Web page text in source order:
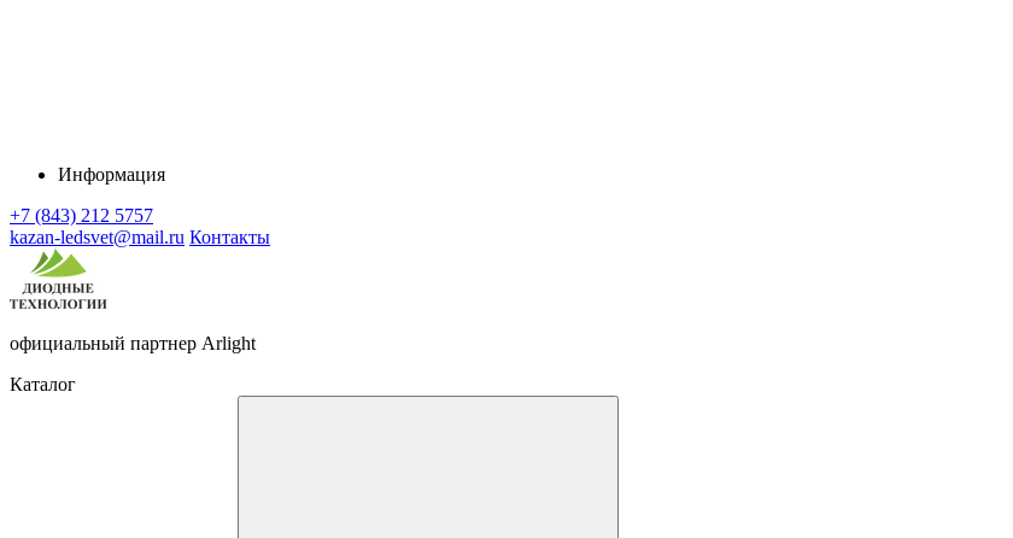
Информация
+7 (843) 212 5757
kazan-ledsvet@mail.ru Контакты
официальный партнер Arlight
Каталог